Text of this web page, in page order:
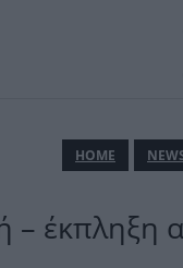
ΗΟΜΕ
– έκπληξη